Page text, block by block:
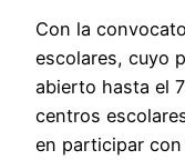
Con la
escolares, cuyo
abierto hasta el
centros
en participar